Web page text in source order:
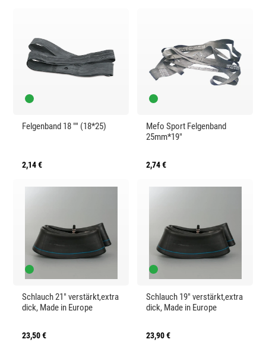
Felgenband 18 "" (18*25)
2,14 €
Mefo Sport Felgenband
25mm*19"
2,74 €
Schlauch 21" verstärkt,extra
dick, Made in Europe
23,50 €
Schlauch 19" verstärkt,extra
dick, Made in Europe
23,90 €